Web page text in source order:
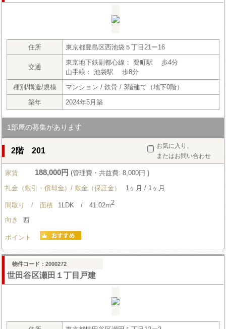
住所 東京都豊島区西池袋５丁目21ー16
交通
東京地下鉄副都心線： 要町駅 歩4分
山手線： 池袋駅 歩8分
種別/構造/規模
マンション / 鉄骨 / 3階建て（地下0階）
築年
2024年5月築
1部屋の募集があります
お気に入り、
またはお問い合わせ
2階 201
家賃 188,000円 (管理費・共益費: 8,000円 )
礼金（敷引・償却金）/ 敷金（保証金）
1ヶ月 / 1ヶ月
間取り / 面積 1LDK / 41.02m2
向き 西
ポイント
物件コード：2000272
世田谷区瀬田１丁目戸建